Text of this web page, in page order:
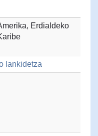
Erdialdeko
lankidetza